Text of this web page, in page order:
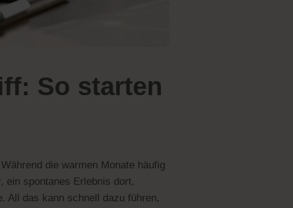
So starten
die warmen Monate häufig
ein spontanes Erlebnis dort,
All das kann schnell dazu führen,